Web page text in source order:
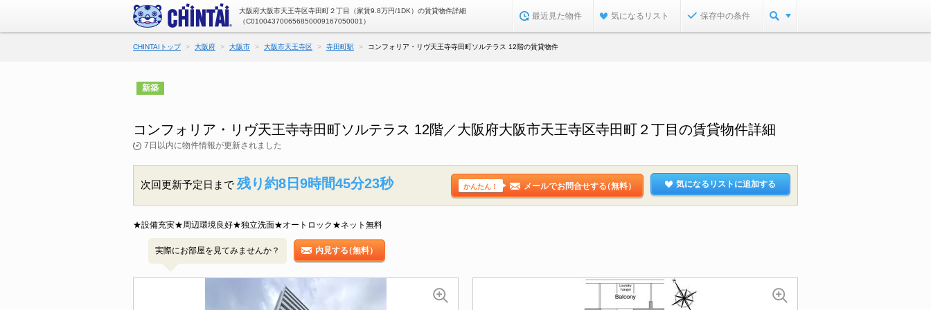
大阪府大阪市天王寺区寺田町２丁目（家賃9.8万円/1DK）の賃貸物件詳細
（C010043700656850009167050001）
最近見た物件 気になるリスト 保存中の条件
CHINTAIトップ 大阪府 大阪市 大阪市天王寺区 寺田町駅 コンフォリア・リヴ天王寺寺田町ソルテラス 12階の賃貸物件
新築
コンフォリア・リヴ天王寺寺田町ソルテラス 12階／大阪府大阪市天王寺区寺田町２丁目の賃貸物件詳細
7日以内に物件情報が更新されました
次回更新予定日まで 残り約8日9時間45分22秒 かんたん！ メールでお問合せする（無料） 気になるリストに追加する
★設備充実★周辺環境良好★独立洗面★オートロック★ネット無料
実際にお部屋を見てみませんか？ 内見する（無料）